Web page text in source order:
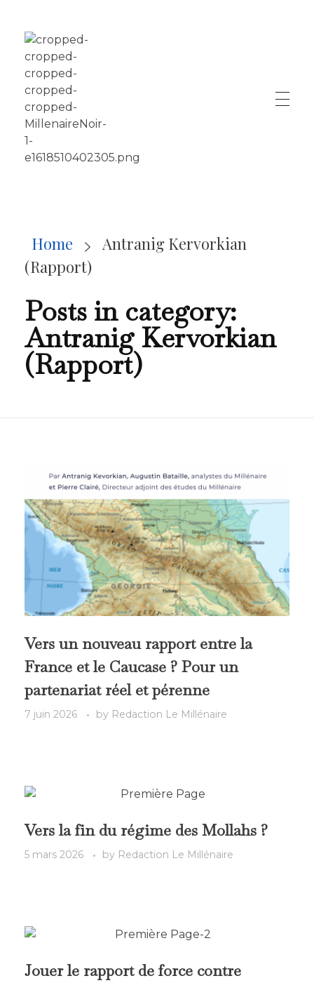
Home
Antranig Kervorkian
(Rapport)
Posts in category:
Antranig Kervorkian
(Rapport)
Vers un nouveau rapport entre la
France et le Caucase ? Pour un
partenariat réel et pérenne
7 juin 2026 by Redaction Le Millénaire
Vers la fin du régime des Mollahs ?
5 mars 2026 by Redaction Le Millénaire
Jouer le rapport de force contre